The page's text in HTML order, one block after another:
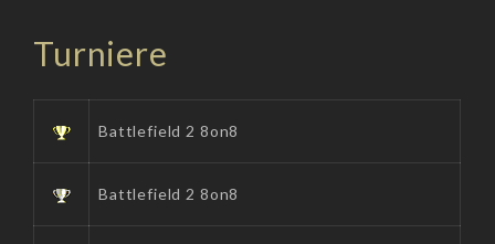
Turniere
Battlefield 2 8on8
Battlefield 2 8on8